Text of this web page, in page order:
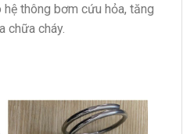
thông bơm cứu hỏa, tăng
chữa cháy.